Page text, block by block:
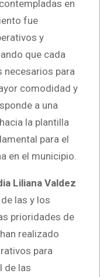
en
fue
y
que cada
necesarios para
comodidad y
a una
la plantilla
para el
en el municipio.
Liliana Valdez
las y los
prioridades de
realizado
para
de las